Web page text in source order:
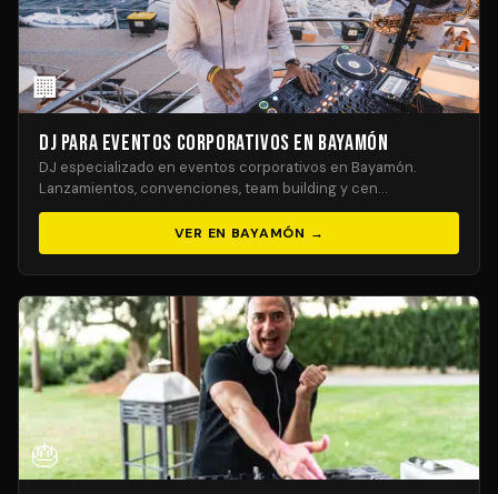
🏢
DJ para Eventos Corporativos en Bayamón
DJ especializado en eventos corporativos en Bayamón.
Lanzamientos, convenciones, team building y cen…
VER EN BAYAMÓN →
🎂